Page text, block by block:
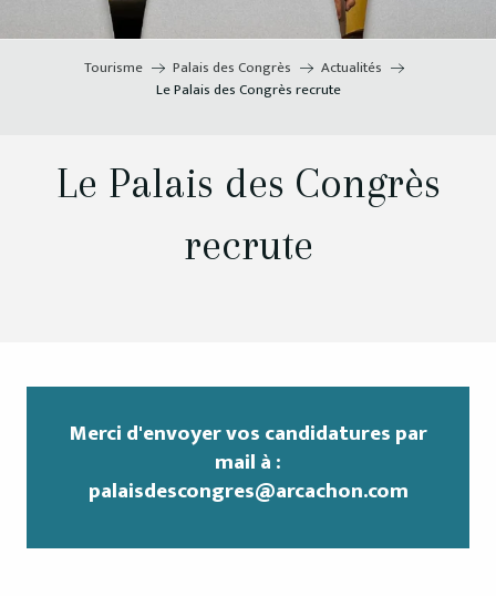
Tourisme Palais des Congrès
Actualités
Le Palais des Congrès recrute
Le Palais des Congrès
recrute
Merci d'envoyer vos candidatures par
mail à :
palaisdescongres@arcachon.com